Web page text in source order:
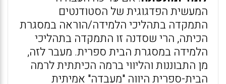
המעשית הפדגוגית של הסטודנטים
התמקדה בתהליכי הלמידה/הוראה במסגרת
הכיתה, הרי שסדנה זו התמקדה בתהליכי
הלמידה במסגרת הבית ספרית. מעבר לזה,
מן התבוננות והליווי ברמה הכיתתית לרמה
הבית-ספרית היווה "מעבדה" אמיתית